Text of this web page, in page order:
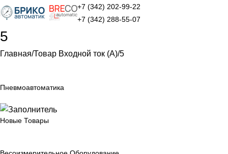
+7 (342) 202-99-22
+7 (342) 288-55-07
5
Главная Товар Входной ток (А) 5
Пневмоавтоматика
Новые Товары